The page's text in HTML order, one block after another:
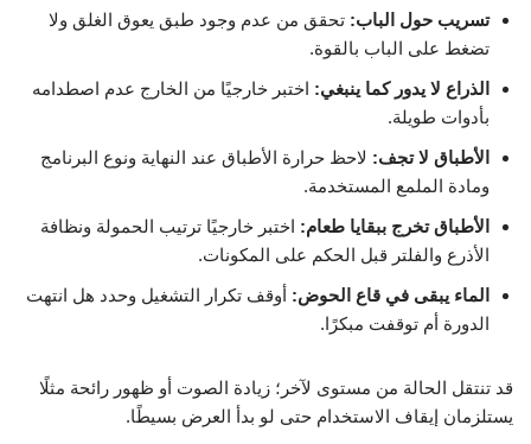
تسريب حول الباب: تحقق من عدم وجود طبق يعوق الغلق ولا
تضغط على الباب بالقوة.
الذراع لا يدور كما ينبغي: اختبر خارجيًا من الخارج عدم اصطدامه
بأدوات طويلة.
الأطباق لا تجف: لاحظ حرارة الأطباق عند النهاية ونوع البرنامج
ومادة الملمع المستخدمة.
الأطباق تخرج ببقايا طعام: اختبر خارجيًا ترتيب الحمولة ونظافة
الأذرع والفلتر قبل الحكم على المكونات.
الماء يبقى في قاع الحوض: أوقف تكرار التشغيل وحدد هل انتهت
الدورة أم توقفت مبكرًا.
قد تنتقل الحالة من مستوى لآخر؛ زيادة الصوت أو ظهور رائحة مثلًا
يستلزمان إيقاف الاستخدام حتى لو بدأ العرض بسيطًا.